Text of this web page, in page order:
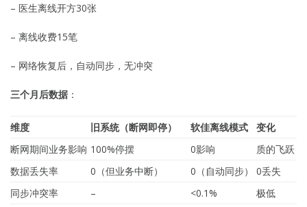
– 医生离线开方30张
– 离线收费15笔
– 网络恢复后，自动同步，无冲突
三个月后数据 ：
维度 旧系统（断网即停） 软佳离线模式
变化
断网期间业务影响 100%停摆 0影响
质的飞跃
数据丢失率
0（但业务中断） 0（自动同步）
0丢失
同步冲突率
– <0.1%
极低